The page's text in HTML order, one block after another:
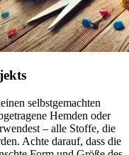
selbstgemachten
Hemden oder
– alle Stoffe, die
Achte darauf, dass die